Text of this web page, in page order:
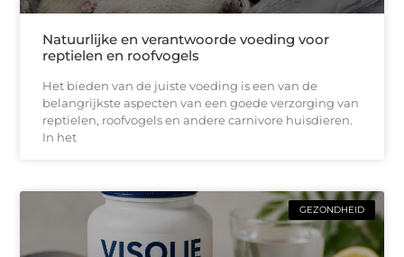
Natuurlijke en verantwoorde voeding voor
reptielen en roofvogels
Het bieden van de juiste voeding is een van de
belangrijkste aspecten van een goede verzorging van
reptielen, roofvogels en andere carnivore huisdieren.
In het
GEZONDHEID